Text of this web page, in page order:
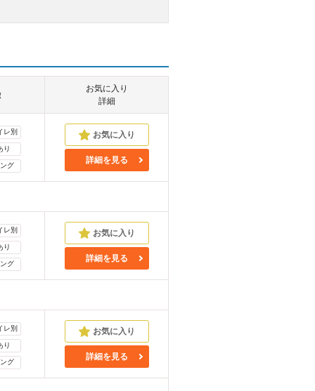
お気に入り
詳細
レ別
り
グ
詳細を見る
レ別
り
グ
詳細を見る
レ別
り
グ
詳細を見る